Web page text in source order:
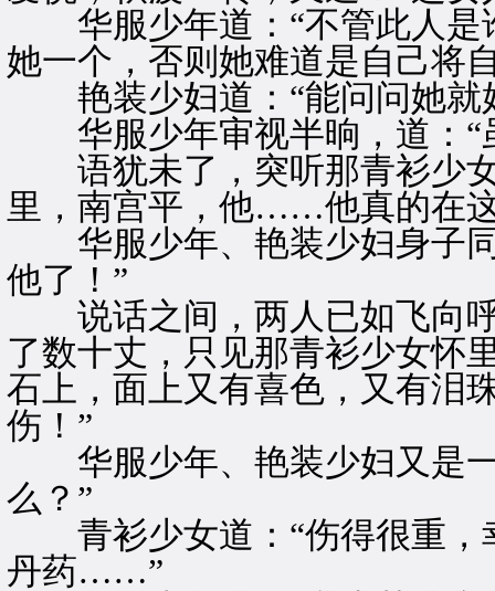
华服少年道：“不管此人是
她一个，否则她难道是自己将
艳装少妇道：“能问问她就
华服少年审视半晌，道：“
语犹未了，突听那青衫少女
里，南宫平，他……他真的在
华服少年、艳装少妇身子同
他了！”
说话之间，两人已如飞向呼
了数十丈，只见那青衫少女怀
石上，面上又有喜色，又有泪
伤！”
华服少年、艳装少妇又是一
么？”
青衫少女道：“伤得很重，
丹药……”